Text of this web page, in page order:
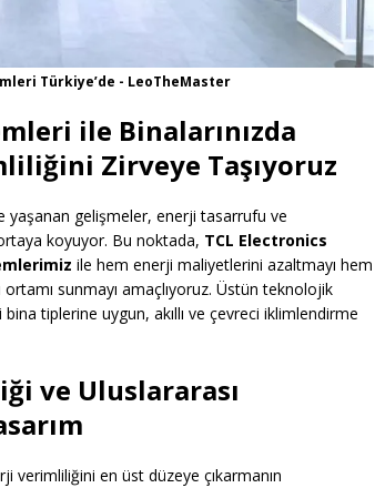
Türkiye’de - LeoTheMaster
ile Binalarınızda
Zirveye Taşıyoruz
gelişmeler, enerji tasarrufu ve
koyuyor. Bu noktada, TCL Electronics
ile hem enerji maliyetlerini azaltmayı hem
ortamı sunmayı amaçlıyoruz. Üstün teknolojik
tiplerine uygun, akıllı ve çevreci iklimlendirme
ve Uluslararası
verimliliğini en üst düzeye çıkarmanın